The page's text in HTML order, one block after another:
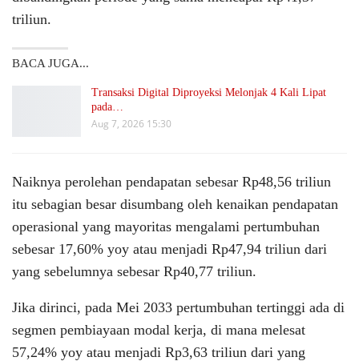
triliun.
BACA JUGA...
Transaksi Digital Diproyeksi Melonjak 4 Kali Lipat
pada…
Aug 7, 2026 15:30
Naiknya perolehan pendapatan sebesar Rp48,56 triliun
itu sebagian besar disumbang oleh kenaikan pendapatan
operasional yang mayoritas mengalami pertumbuhan
sebesar 17,60% yoy atau menjadi Rp47,94 triliun dari
yang sebelumnya sebesar Rp40,77 triliun.
Jika dirinci, pada Mei 2033 pertumbuhan tertinggi ada di
segmen pembiayaan modal kerja, di mana melesat
57,24% yoy atau menjadi Rp3,63 triliun dari yang